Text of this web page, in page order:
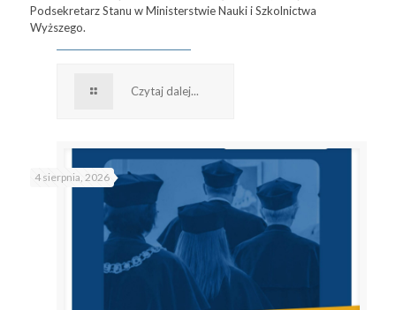
Podsekretarz Stanu w Ministerstwie Nauki i Szkolnictwa
Wyższego.
Czytaj dalej...
4 sierpnia, 2026